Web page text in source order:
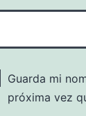
Guarda mi
próxima vez